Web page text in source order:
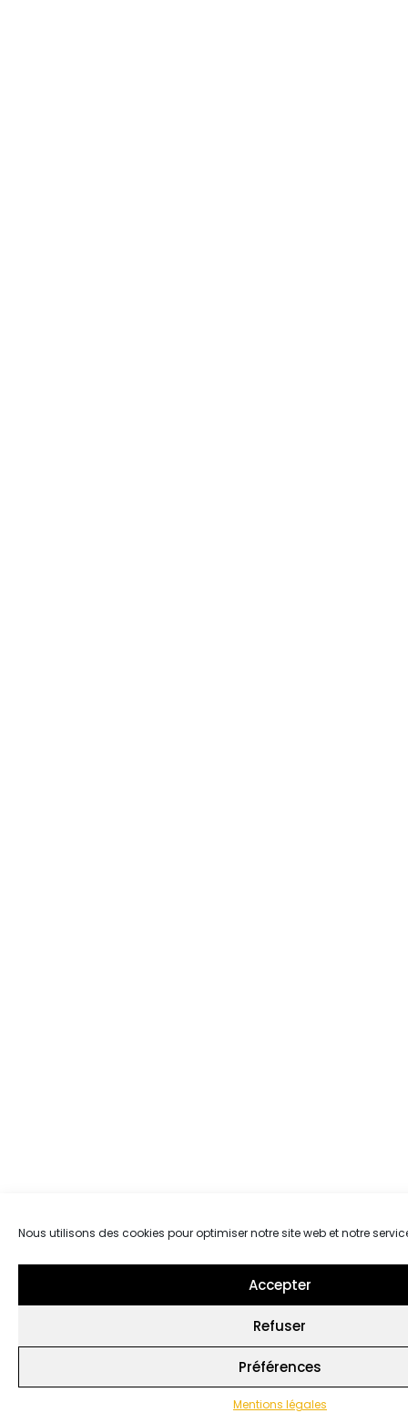
Nous utilisons des cookies pour optimiser notre site web et notre
Accepter
Refuser
Préférences
Mentions légales